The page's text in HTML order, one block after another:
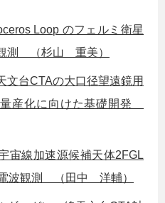
Loop のフェルミ衛星
測 （杉山 重美）
文台CTAの大口径望遠鏡用
産化に向けた基礎開発
宙線加速源候補天体2FGL
波観測 （田中 洋輔）